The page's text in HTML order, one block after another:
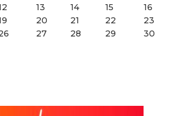
13 14 15
16
20 21 22
23
27 28 29
30